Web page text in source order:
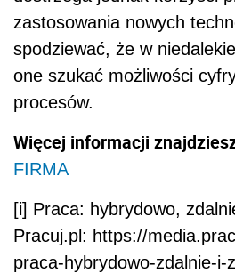
zastosowania nowych
spodziewać, że w
one szukać możliwości
procesów.
Więcej informacji
FIRMA
[i] Praca: hybrydowo,
Pracuj.pl: https://
praca-hybrydowo-zdalnie-i-